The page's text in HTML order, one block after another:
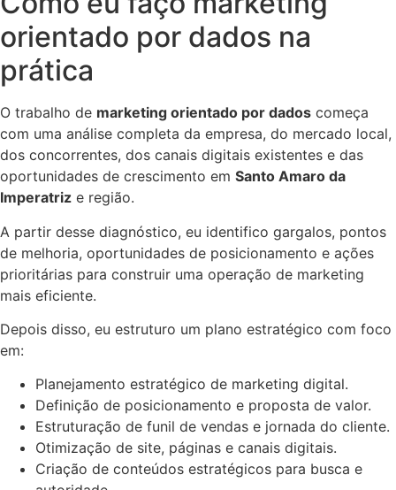
orientado por dados na
prática
O trabalho de marketing orientado por dados começa
com uma análise completa da empresa, do mercado local,
dos concorrentes, dos canais digitais existentes e das
oportunidades de crescimento em Santo Amaro da
Imperatriz e região.
A partir desse diagnóstico, eu identifico gargalos, pontos
de melhoria, oportunidades de posicionamento e ações
prioritárias para construir uma operação de marketing
mais eficiente.
Depois disso, eu estruturo um plano estratégico com foco
em:
Planejamento estratégico de marketing digital.
Definição de posicionamento e proposta de valor.
Estruturação de funil de vendas e jornada do cliente.
Otimização de site, páginas e canais digitais.
Criação de conteúdos estratégicos para busca e